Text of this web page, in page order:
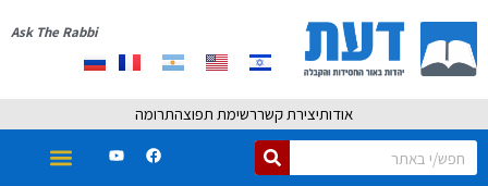
Ask The Rabbi
אודותיצירת קשררשימת תפוצהתרומה